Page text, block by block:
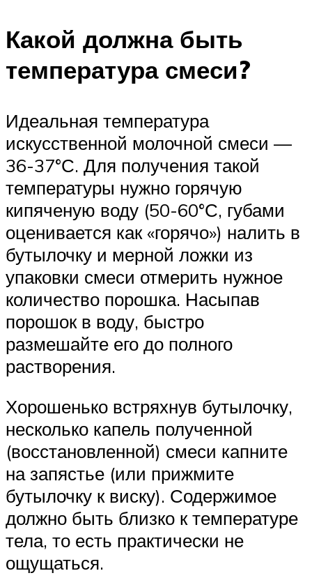
Какой должна быть
температура смеси?
Идеальная температура
искусственной молочной смеси —
36-37°С. Для получения такой
температуры нужно горячую
кипяченую воду (50-60°С, губами
оценивается как «горячо») налить в
бутылочку и мерной ложки из
упаковки смеси отмерить нужное
количество порошка. Насыпав
порошок в воду, быстро
размешайте его до полного
растворения.
Хорошенько встряхнув бутылочку,
несколько капель полученной
(восстановленной) смеси капните
на запястье (или прижмите
бутылочку к виску). Содержимое
должно быть близко к температуре
тела, то есть практически не
ощущаться.